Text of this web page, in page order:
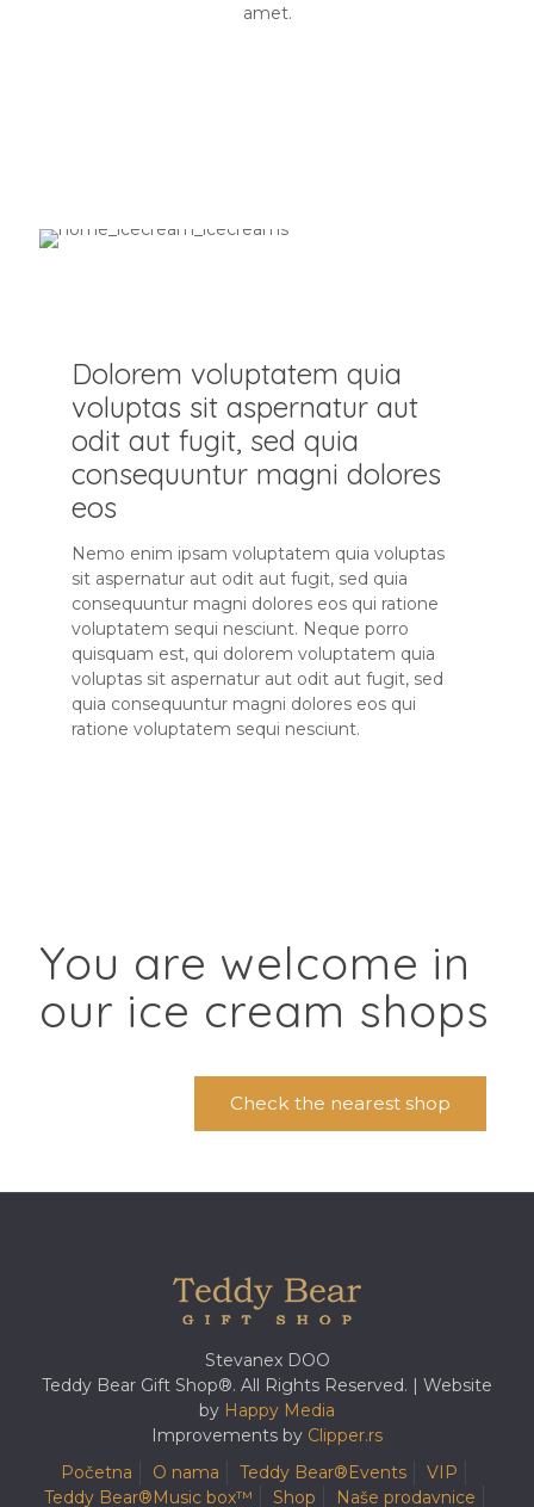
amet.
Dolorem voluptatem quia
voluptas sit aspernatur aut
odit aut fugit, sed quia
consequuntur magni dolores
eos
Nemo enim ipsam voluptatem quia voluptas
sit aspernatur aut odit aut fugit, sed quia
consequuntur magni dolores eos qui ratione
voluptatem sequi nesciunt. Neque porro
quisquam est, qui dolorem voluptatem quia
voluptas sit aspernatur aut odit aut fugit, sed
quia consequuntur magni dolores eos qui
ratione voluptatem sequi nesciunt.
You are welcome in
our ice cream shops
Check the nearest shop
Stevanex DOO
Teddy Bear Gift Shop®. All Rights Reserved. | Website
by Happy Media
Improvements by Clipper.rs
Početna
O nama Teddy Bear®️Events
VIP
Teddy Bear®️Music box™️
Shop Naše prodavnice